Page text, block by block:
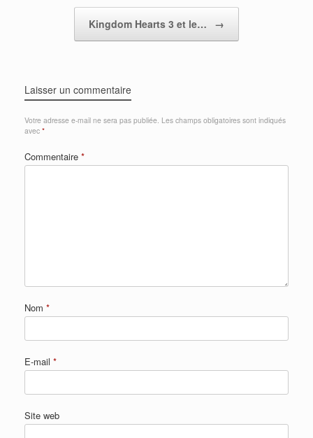
Kingdom Hearts 3 et le… →
Laisser un commentaire
Votre adresse e-mail ne sera pas publiée. Les champs obligatoires sont indiqués
avec *
Commentaire *
Nom *
E-mail *
Site web